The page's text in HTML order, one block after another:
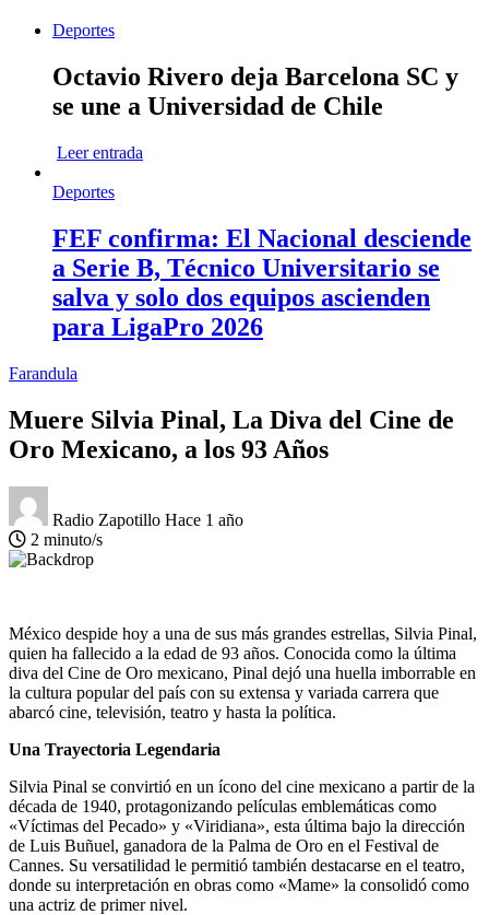
Deportes
Octavio Rivero deja Barcelona SC y
se une a Universidad de Chile
Leer entrada
Deportes
FEF confirma: El Nacional desciende
a Serie B, Técnico Universitario se
salva y solo dos equipos ascienden
para LigaPro 2026
Farandula
Muere Silvia Pinal, La Diva del Cine de
Oro Mexicano, a los 93 Años
Radio Zapotillo Hace 1 año
2 minuto/s
México despide hoy a una de sus más grandes estrellas, Silvia Pinal,
quien ha fallecido a la edad de 93 años. Conocida como la última
diva del Cine de Oro mexicano, Pinal dejó una huella imborrable en
la cultura popular del país con su extensa y variada carrera que
abarcó cine, televisión, teatro y hasta la política.
Una Trayectoria Legendaria
Silvia Pinal se convirtió en un ícono del cine mexicano a partir de la
década de 1940, protagonizando películas emblemáticas como
«Víctimas del Pecado» y «Viridiana», esta última bajo la dirección
de Luis Buñuel, ganadora de la Palma de Oro en el Festival de
Cannes. Su versatilidad le permitió también destacarse en el teatro,
donde su interpretación en obras como «Mame» la consolidó como
una actriz de primer nivel.